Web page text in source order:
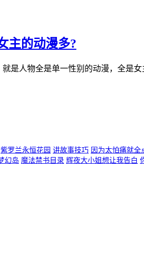
主的动漫多?
是人物全是单一性别的动漫，全是
紫罗兰永恒花园 讲故事技巧 因为太怕痛就全
幻岛 魔法禁书目录 辉夜大小姐想让我告白